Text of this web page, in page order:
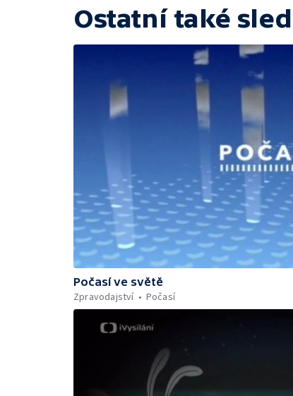
Ostatní také
Počasí ve světě
Zpravodajství
Počasí